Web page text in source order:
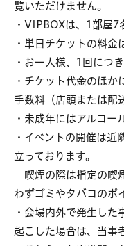
覧いただけません。
・VIPBOXは、1部屋7
・単日チケットの料金
・お⼀⼈様、1回につ
・チケット代⾦のほか
⼿数料（店頭または配
・未成年にはアルコー
・イベントの開催は近
⽴っております。
喫煙の際は指定の喫
わずゴミやタバコのポ
・会場内外で発⽣し
起こした場合は、当事